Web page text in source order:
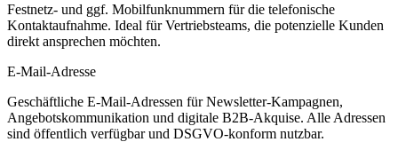
Festnetz- und ggf. Mobilfunknummern für die telefonische
Kontaktaufnahme. Ideal für Vertriebsteams, die potenzielle Kunden
direkt ansprechen möchten.
E-Mail-Adresse
Geschäftliche E-Mail-Adressen für Newsletter-Kampagnen,
Angebotskommunikation und digitale B2B-Akquise. Alle Adressen
sind öffentlich verfügbar und DSGVO-konform nutzbar.